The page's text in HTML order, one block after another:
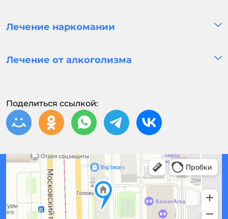
Лечение наркомании
Лечение от алкоголизма
Поделиться ссылкой: